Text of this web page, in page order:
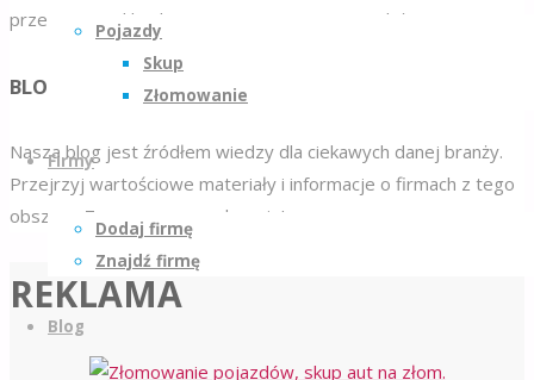
Pojazdy
Skup
Złomowanie
Firmy
Dodaj firmę
Znajdź firmę
Blog
przewagę nad konkurencją i poprawisz sprzedaż.
BLOG
Nasza blog jest źródłem wiedzy dla ciekawych danej branży.
Przejrzyj wartościowe materiały i informacje o firmach z tego
obszaru. Zapraszamy serdecznie!
REKLAMA